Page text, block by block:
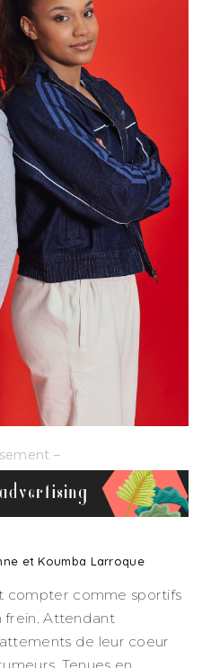
–
et Koumba Larroque
compter comme sportifs
frein. Attendant
de leur coeur